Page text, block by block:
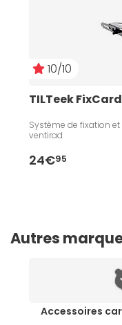
10/10
TILTeek FixCard
Système de fixation
ventirad
24€95
Autres
Accessoires